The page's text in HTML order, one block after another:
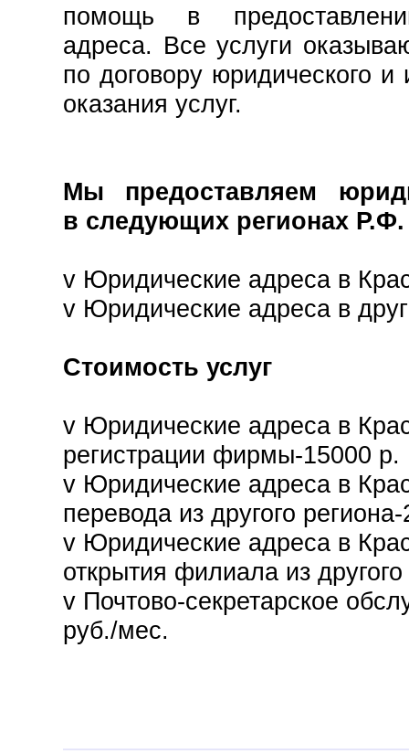
помощь в
адреса. Все услуги
по договору юридического
оказания услуг.
Мы предоставляем
в следующих регионах Р.Ф.
v Юридические адреса в
v Юридические адреса в
Стоимость услуг
v Юридические адреса в
регистрации фирмы-15000 р.
v Юридические адреса в
перевода из другого
v Юридические адреса в
открытия филиала из
v Почтово-секретарское
руб./мес.